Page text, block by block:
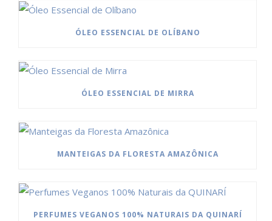
ÓLEO ESSENCIAL DE OLÍBANO
ÓLEO ESSENCIAL DE MIRRA
MANTEIGAS DA FLORESTA AMAZÔNICA
PERFUMES VEGANOS 100% NATURAIS DA QUINARÍ